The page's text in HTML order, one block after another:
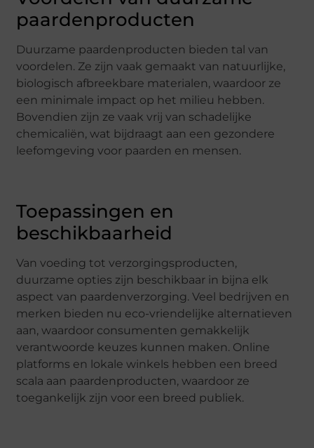
paardenproducten
Duurzame paardenproducten bieden tal van
voordelen. Ze zijn vaak gemaakt van natuurlijke,
biologisch afbreekbare materialen, waardoor ze
een minimale impact op het milieu hebben.
Bovendien zijn ze vaak vrij van schadelijke
chemicaliën, wat bijdraagt aan een gezondere
leefomgeving voor paarden en mensen.
Toepassingen en
beschikbaarheid
Van voeding tot verzorgingsproducten,
duurzame opties zijn beschikbaar in bijna elk
aspect van paardenverzorging. Veel bedrijven en
merken bieden nu eco-vriendelijke alternatieven
aan, waardoor consumenten gemakkelijk
verantwoorde keuzes kunnen maken. Online
platforms en lokale winkels hebben een breed
scala aan paardenproducten, waardoor ze
toegankelijk zijn voor een breed publiek.